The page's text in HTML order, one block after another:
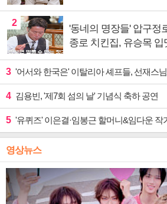
2
'동네의 명장들' 압구정
종로 치킨집, 유승목 입
3 '어서와 한국은' 이탈리아 셰프들, 선재스님
4 김용빈, '제7회 섬의 날' 기념식 축하 공연
5 '유퀴즈' 이은결·임봉근 할머니&임다운 작가·이승
영상뉴스